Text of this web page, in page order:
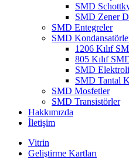
SMD
SMD Zener
SMD Entegreler
SMD
1206 Kılıf
805 Kılıf
SMD
SMD Tantal
SMD Mosfetler
SMD Transistörler
Hakkımızda
İletişim
Vitrin
Geliştirme Kartları